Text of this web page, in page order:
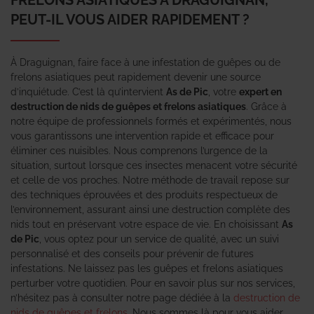
PEUT-IL VOUS AIDER RAPIDEMENT ?
À Draguignan, faire face à une infestation de guêpes ou de
frelons asiatiques peut rapidement devenir une source
d’inquiétude. C’est là qu’intervient As de Pic , votre expert en
destruction de nids de guêpes et frelons asiatiques . Grâce à
notre équipe de professionnels formés et expérimentés, nous
vous garantissons une intervention rapide et efficace pour
éliminer ces nuisibles. Nous comprenons l’urgence de la
situation, surtout lorsque ces insectes menacent votre sécurité
et celle de vos proches. Notre méthode de travail repose sur
des techniques éprouvées et des produits respectueux de
l’environnement, assurant ainsi une destruction complète des
nids tout en préservant votre espace de vie. En choisissant As
de Pic , vous optez pour un service de qualité, avec un suivi
personnalisé et des conseils pour prévenir de futures
infestations. Ne laissez pas les guêpes et frelons asiatiques
perturber votre quotidien. Pour en savoir plus sur nos services,
n’hésitez pas à consulter notre page dédiée à la destruction de